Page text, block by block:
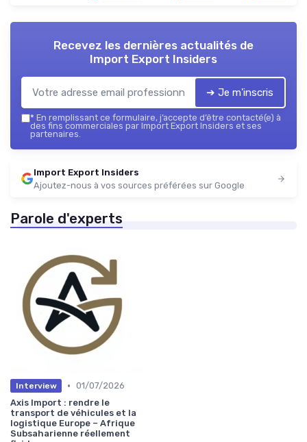
Recevez les dernières actualités de
Import Export Insiders
➔ Je m'inscris
* En remplissant ce formulaire, j’accepte d’être contacté(e) à
des fins commerciales par Import Export Insiders et ses
partenaires.
Import Export Insiders
Ajoutez-nous à vos sources préférées sur Google
Parole d'experts
Interview • 01/07/2026
Axis Import : rendre le
transport de véhicules et la
logistique Europe – Afrique
Subsaharienne réellement